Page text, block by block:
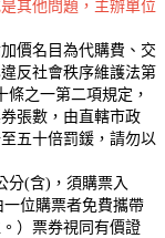
其他問題，主辦單位
價名目為代購費、交
反社會秩序維護法第
條之一第二項規定，
張數，由直轄市政
五十倍罰鍰，請勿以
分(含)，須購票入
位購票者免費攜帶
） 票券視同有價證